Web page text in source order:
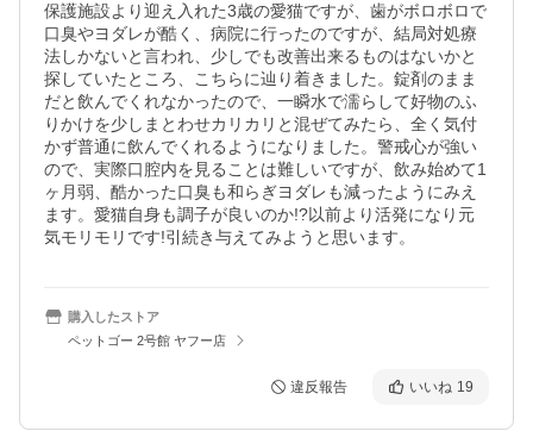
保護施設より迎え入れた3歳の愛猫ですが、歯がボロボロで
口臭やヨダレが酷く、病院に行ったのですが、結局対処療
法しかないと言われ、少しでも改善出来るものはないかと
探していたところ、こちらに辿り着きました。錠剤のまま
だと飲んでくれなかったので、一瞬水で濡らして好物のふ
りかけを少しまとわせカリカリと混ぜてみたら、全く気付
かず普通に飲んでくれるようになりました。警戒心が強い
ので、実際口腔内を見ることは難しいですが、飲み始めて1
ヶ月弱、酷かった口臭も和らぎヨダレも減ったようにみえ
ます。愛猫自身も調子が良いのか!?以前より活発になり元
気モリモリです!引続き与えてみようと思います。
購入したストア
ペットゴー 2号館 ヤフー店
違反報告 いいね 19